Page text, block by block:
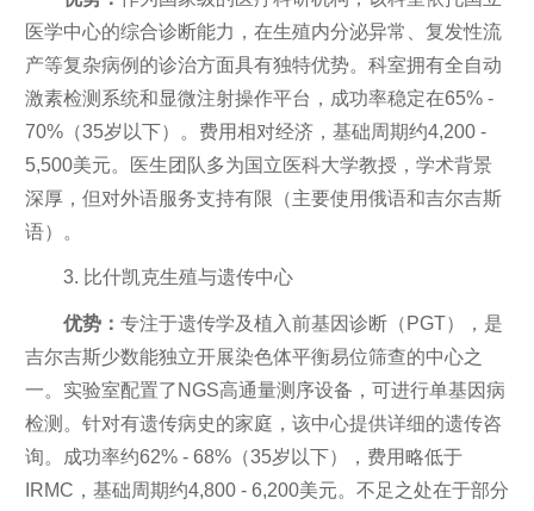
医学中心的综合诊断能力，在生殖内分泌异常、复发性流
产等复杂病例的诊治方面具有独特优势。科室拥有全自动
激素检测系统和显微注射操作平台，成功率稳定在65% -
70%（35岁以下）。费用相对经济，基础周期约4,200 -
5,500美元。医生团队多为国立医科大学教授，学术背景
深厚，但对外语服务支持有限（主要使用俄语和吉尔吉斯
语）。
3. 比什凯克生殖与遗传中心
优势： 专注于遗传学及植入前基因诊断（PGT），是
吉尔吉斯少数能独立开展染色体平衡易位筛查的中心之
一。实验室配置了NGS高通量测序设备，可进行单基因病
检测。针对有遗传病史的家庭，该中心提供详细的遗传咨
询。成功率约62% - 68%（35岁以下），费用略低于
IRMC，基础周期约4,800 - 6,200美元。不足之处在于部分